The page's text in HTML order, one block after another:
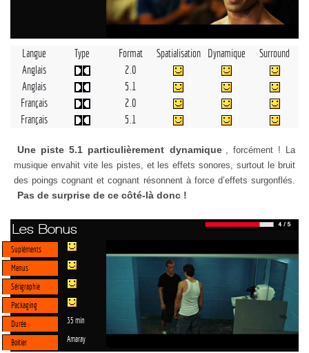
Langue Type Format Spatialisation Dynamique
Surround
Anglais
2.0
Anglais
5.1
Français
2.0
Français
5.1
Une piste 5.1 particulièrement dynamique
, forcément ! La
musique envahit vite les pistes, et les effets sonores, surtout le bruit
des poings cognant et cognant résonnent à force d’effets surgonflés.
Pas de surprise de ce côté-là donc !
Les Bonus
Supléments
Menus
Sérigraphie
Packaging
Durée
35 min
Boitier Amaray